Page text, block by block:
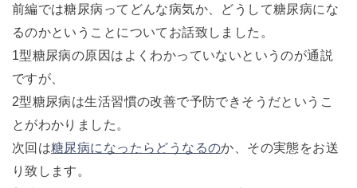
前編では糖尿病ってどんな病気か、どうして糖尿病にな
るのかということについてお話致しました。
1型糖尿病の原因はよくわかっていないというのが通説
ですが、
2型糖尿病は生活習慣の改善で予防できそうだというこ
とがわかりました。
次回は糖尿病になったらどうなるのか、その実態をお送
り致します。